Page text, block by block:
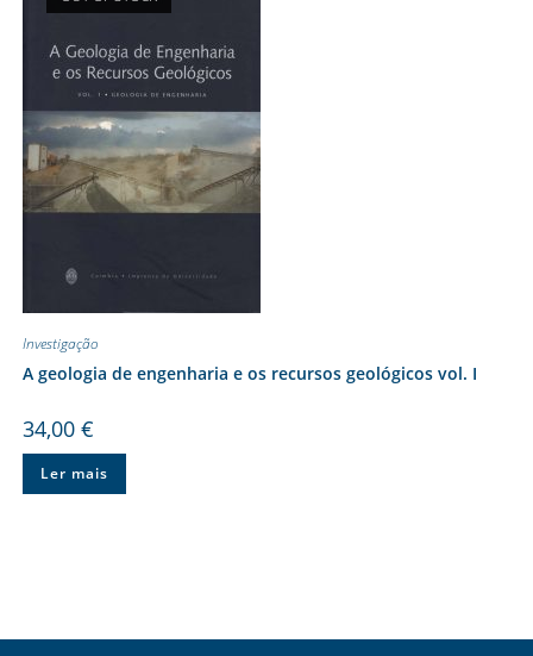
Investigação
A geologia de engenharia e os recursos geológicos vol. I
34,00 €
Ler mais